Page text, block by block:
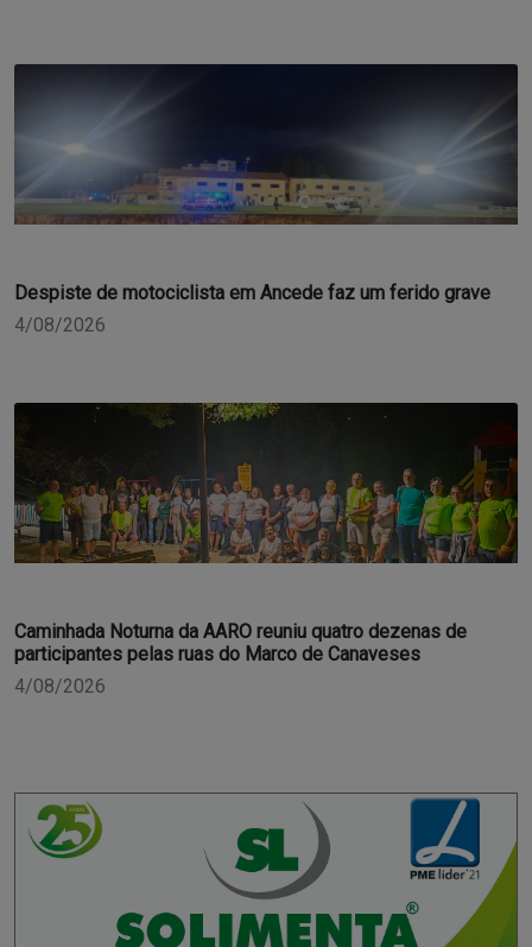
Despiste de motociclista em Ancede faz um ferido grave
4/08/2026
Caminhada Noturna da AARO reuniu quatro dezenas de
participantes pelas ruas do Marco de Canaveses
4/08/2026